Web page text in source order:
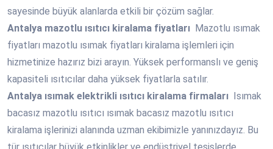
sayesinde büyük alanlarda etkili bir çözüm sağlar.
Antalya mazotlu ısıtıcı kiralama fiyatları Mazotlu ısımak
fiyatları mazotlu ısımak fiyatları kiralama işlemleri için
hizmetinize hazırız bizi arayın. Yüksek performanslı ve geniş
kapasiteli ısıtıcılar daha yüksek fiyatlarla satılır.
Antalya ısımak elektrikli ısıtıcı kiralama firmaları
Isımak
bacasız mazotlu ısıtıcı ısımak bacasız mazotlu ısıtıcı
kiralama işlerinizi alanında uzman ekibimizle yanınızdayız. Bu